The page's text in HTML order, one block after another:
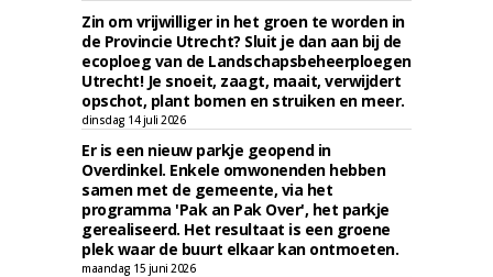
Zin om vrijwilliger in het groen te worden in
de Provincie Utrecht? Sluit je dan aan bij de
ecoploeg van de Landschapsbeheerploegen
Utrecht! Je snoeit, zaagt, maait, verwijdert
opschot, plant bomen en struiken en meer.
dinsdag 14 juli 2026
Er is een nieuw parkje geopend in
Overdinkel. Enkele omwonenden hebben
samen met de gemeente, via het
programma 'Pak an Pak Over', het parkje
gerealiseerd. Het resultaat is een groene
plek waar de buurt elkaar kan ontmoeten.
maandag 15 juni 2026